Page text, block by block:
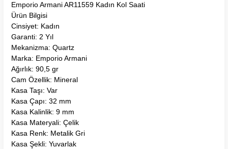
Emporio Armani AR11559 Kadın Kol Saati
Ürün Bilgisi
Cinsiyet: Kadın
Garanti: 2 Yıl
Mekanizma: Quartz
Marka: Emporio Armani
Ağırlık: 90,5 gr
Cam Özellik: Mineral
Kasa Taşı: Var
Kasa Çapı: 32 mm
Kasa Kalinlik: 9 mm
Kasa Materyali: Çelik
Kasa Renk: Metalik Gri
Kasa Şekli: Yuvarlak